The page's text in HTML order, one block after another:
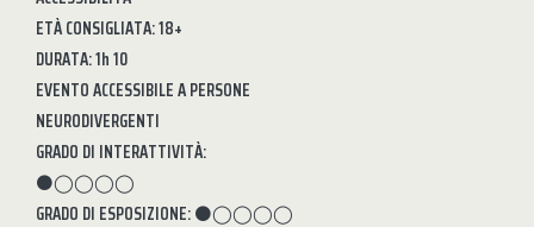
ETÀ CONSIGLIATA: 18+
DURATA: 1h 10
EVENTO ACCESSIBILE A PERSONE
NEURODIVERGENTI
GRADO DI INTERATTIVITÀ:
⚫◯◯◯◯
GRADO DI ESPOSIZIONE:⚫◯◯◯◯